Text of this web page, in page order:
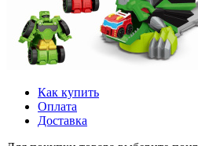
Как купить
Оплата
Доставка